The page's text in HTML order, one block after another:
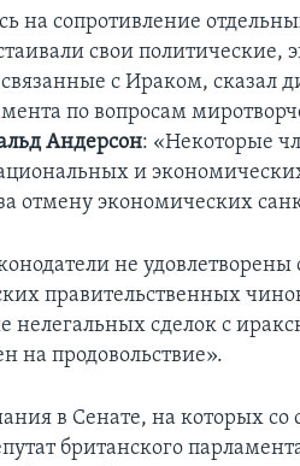
на сопротивление
свои политические,
с Ираком, сказал
по вопросам
Андерсон: «Некоторые
и
отмену экономических
не
правительственных
нелегальных сделок с
на продовольствие».
в Сенате, на которых со
британского